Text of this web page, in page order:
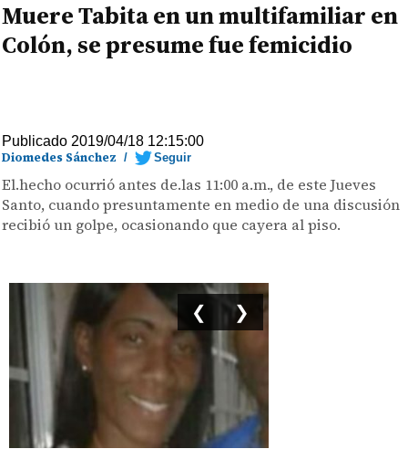
Muere Tabita en un multifamiliar en
Colón, se presume fue femicidio
Publicado 2019/04/18 12:15:00
Diomedes Sánchez / Seguir
El.hecho ocurrió antes de.las 11:00 a.m., de este Jueves
Santo, cuando presuntamente en medio de una discusión
recibió un golpe, ocasionando que cayera al piso.
❮ ❯